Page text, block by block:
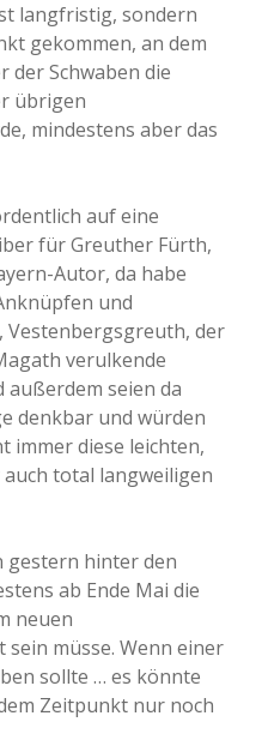
langfristig, sondern
gekommen, an dem
der Schwaben die
übrigen
mindestens aber das
auf eine
für Greuther Fürth,
Autor, da habe
und
der
verulkende
außerdem seien da
denkbar und würden
immer diese leichten,
total langweiligen
gestern hinter den
ab Ende Mai die
neuen
müsse. Wenn einer
sollte … es könnte
Zeitpunkt nur noch